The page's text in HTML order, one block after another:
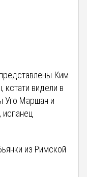
Ким
видели в
Уго Маршан и
из Римской